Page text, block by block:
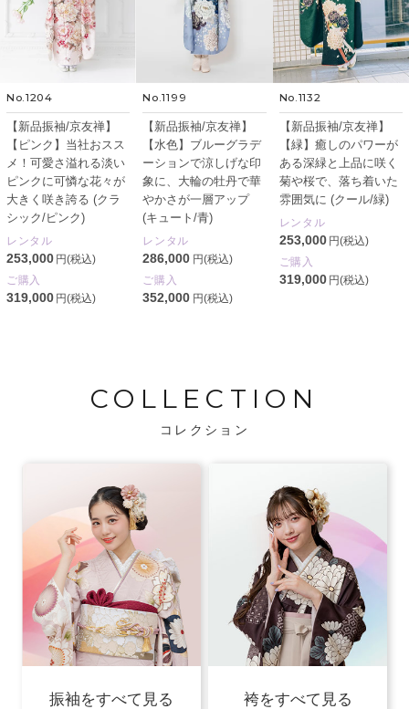
No.1204
【新品振袖/京友禅】
【ピンク】当社おスス
メ！可愛さ溢れる淡い
ピンクに可憐な花々が
大きく咲き誇る (クラ
シック/ピンク)
レンタル
253,000 円(税込)
ご購入
319,000 円(税込)
No.1199
【新品振袖/京友禅】
【水色】ブルーグラデ
ーションで涼しげな印
象に、大輪の牡丹で華
やかさが一層アップ
(キュート/青)
レンタル
286,000 円(税込)
ご購入
352,000 円(税込)
No.1132
【新品振袖/京友禅】
【緑】癒しのパワーが
ある深緑と上品に咲く
菊や桜で、落ち着いた
雰囲気に (クール/緑)
レンタル
253,000 円(税込)
ご購入
319,000 円(税込)
COLLECTION
コレクション
振袖をすべて見る 袴をすべて見る